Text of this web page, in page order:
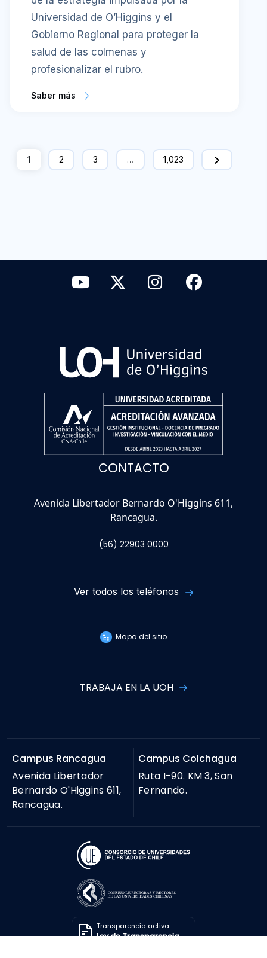
Universidad de O’Higgins y el
Gobierno Regional para proteger la
salud de las colmenas y
profesionalizar el rubro.
Saber más
1 2 3 … 1,023
CONTACTO
Avenida Libertador Bernardo O'Higgins 611,
Rancagua.
(56) 22903 0000
Ver todos los teléfonos
Mapa del sitio
TRABAJA EN LA UOH
Campus Rancagua
Avenida Libertador
Bernardo O'Higgins 611,
Rancagua.
Campus Colchagua
Ruta I-90. KM 3, San
Fernando.
Transparencia activa
Ley de Transparencia